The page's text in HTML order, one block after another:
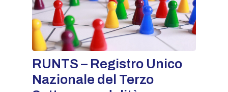
RUNTS – Registro Unico
Nazionale del Terzo